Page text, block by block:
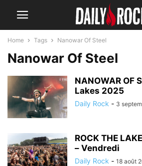
Home Tags Nanowar Of Steel
Nanowar Of Steel
NANOWAR OF
Lakes 2025
Daily Rock - 3
ROCK THE
– Vendredi
Daily Rock - 18 août